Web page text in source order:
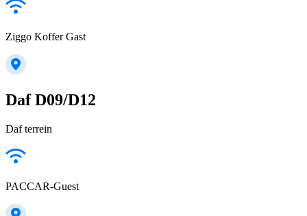
Ziggo Koffer Gast
Daf D09/D12
Daf terrein
PACCAR-Guest